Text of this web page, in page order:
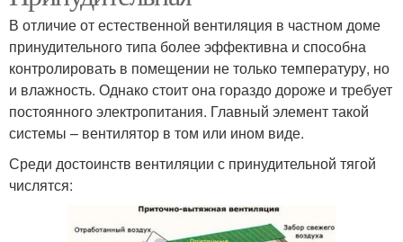
В отличие от естественной вентиляция в частном доме
принудительного типа более эффективна и способна
контролировать в помещении не только температуру, но
и влажность. Однако стоит она гораздо дороже и требует
постоянного электропитания. Главный элемент такой
системы – вентилятор в том или ином виде.
Среди достоинств вентиляции с принудительной тягой
числятся: